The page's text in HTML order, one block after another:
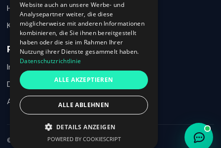
HR-Wissen
Karriere
Rechtliches
Impressum
Datenschutz
AGB
© 2026 360HR · Alle Rechte vorbehalten
Ich habe den Datenschutzhinweis verstanden und möchte meine
Nachricht an 360HR übermitteln.
Website auch an unsere Werbe- und
Analysepartner weiter, die diese
möglicherweise mit anderen Informationen
kombinieren, die Sie ihnen bereitgestellt
haben oder die sie im Rahmen Ihrer
Nutzung ihrer Dienste gesammelt haben.
Datenschutzrichtlinie
ALLE AKZEPTIEREN
ALLE ABLEHNEN
DETAILS ANZEIGEN
POWERED BY COOKIESCRIPT